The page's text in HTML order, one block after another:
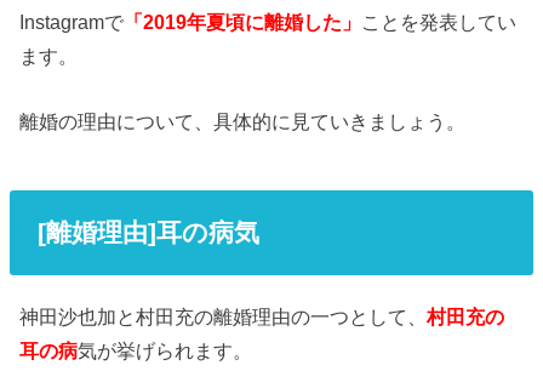
Instagramで 「2019年夏頃に離婚した」 ことを発表してい
ます。
離婚の理由について、具体的に見ていきましょう。
[離婚理由]耳の病気
神田沙也加と村田充の離婚理由の一つとして、村田充の
耳の病気が挙げられます。